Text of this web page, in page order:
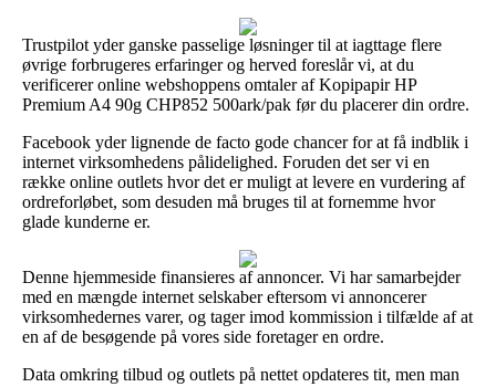
Trustpilot yder ganske passelige løsninger til at iagttage flere
øvrige forbrugeres erfaringer og herved foreslår vi, at du
verificerer online webshoppens omtaler af Kopipapir HP
Premium A4 90g CHP852 500ark/pak før du placerer din ordre.
Facebook yder lignende de facto gode chancer for at få indblik i
internet virksomhedens pålidelighed. Foruden det ser vi en
række online outlets hvor det er muligt at levere en vurdering af
ordreforløbet, som desuden må bruges til at fornemme hvor
glade kunderne er.
Denne hjemmeside finansieres af annoncer. Vi har samarbejder
med en mængde internet selskaber eftersom vi annoncerer
virksomhedernes varer, og tager imod kommission i tilfælde af at
en af de besøgende på vores side foretager en ordre.
Data omkring tilbud og outlets på nettet opdateres tit, men man